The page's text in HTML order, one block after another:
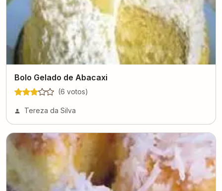
Bolo Gelado de Abacaxi
(6 votos)
Tereza da Silva